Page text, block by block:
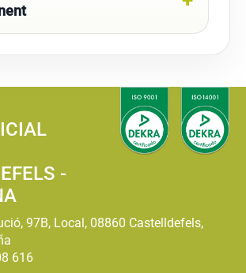
-
97B, Local, 08860 Castelldefels,
616